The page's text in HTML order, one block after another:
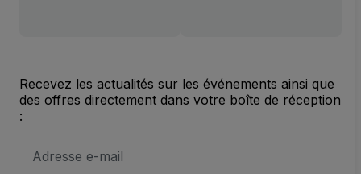
Recevez les actualités sur les événements ainsi que
des offres directement dans votre boîte de réception
:
e-